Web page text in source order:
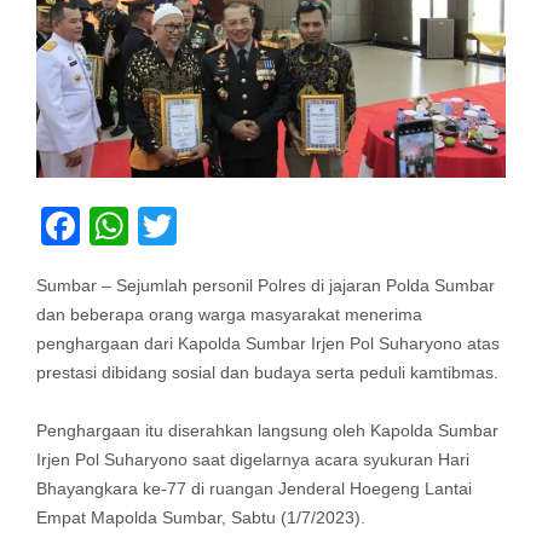
Facebook
WhatsApp
Twitter
Sumbar – Sejumlah personil Polres di jajaran Polda Sumbar
dan beberapa orang warga masyarakat menerima
penghargaan dari Kapolda Sumbar Irjen Pol Suharyono atas
prestasi dibidang sosial dan budaya serta peduli kamtibmas.
Penghargaan itu diserahkan langsung oleh Kapolda Sumbar
Irjen Pol Suharyono saat digelarnya acara syukuran Hari
Bhayangkara ke-77 di ruangan Jenderal Hoegeng Lantai
Empat Mapolda Sumbar, Sabtu (1/7/2023).